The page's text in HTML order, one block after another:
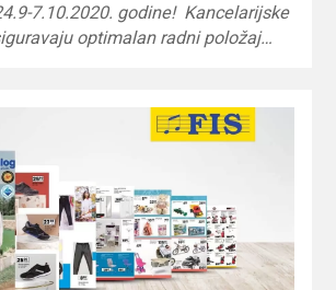
7.10.2020. godine! Kancelarijske
optimalan radni položaj…